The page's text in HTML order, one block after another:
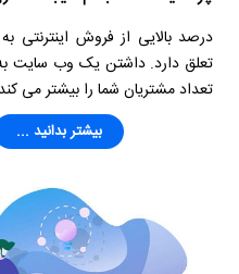
درصد بالایی از فروش اینترنتی
تعلق دارد. داشتن یک وب سایت
تعداد مشتریان شما را بیشتر می
چه خدمات و یا محصولاتی را شما
بیشتر بدانید ...